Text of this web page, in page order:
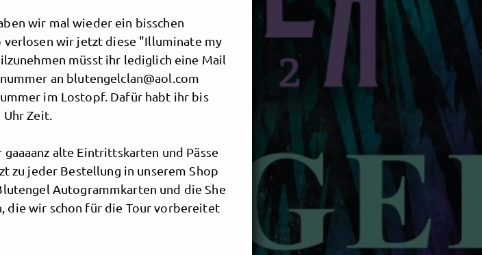
wir mal wieder ein bisschen
verlosen wir jetzt diese "Illuminate my
müsst ihr lediglich eine Mail
an blutengelclan@aol.com
im Lostopf. Dafür habt ihr bis
Uhr Zeit.
alte Eintrittskarten und Pässe
zu jeder Bestellung in unserem Shop
Autogrammkarten und die She
die wir schon für die Tour vorbereitet